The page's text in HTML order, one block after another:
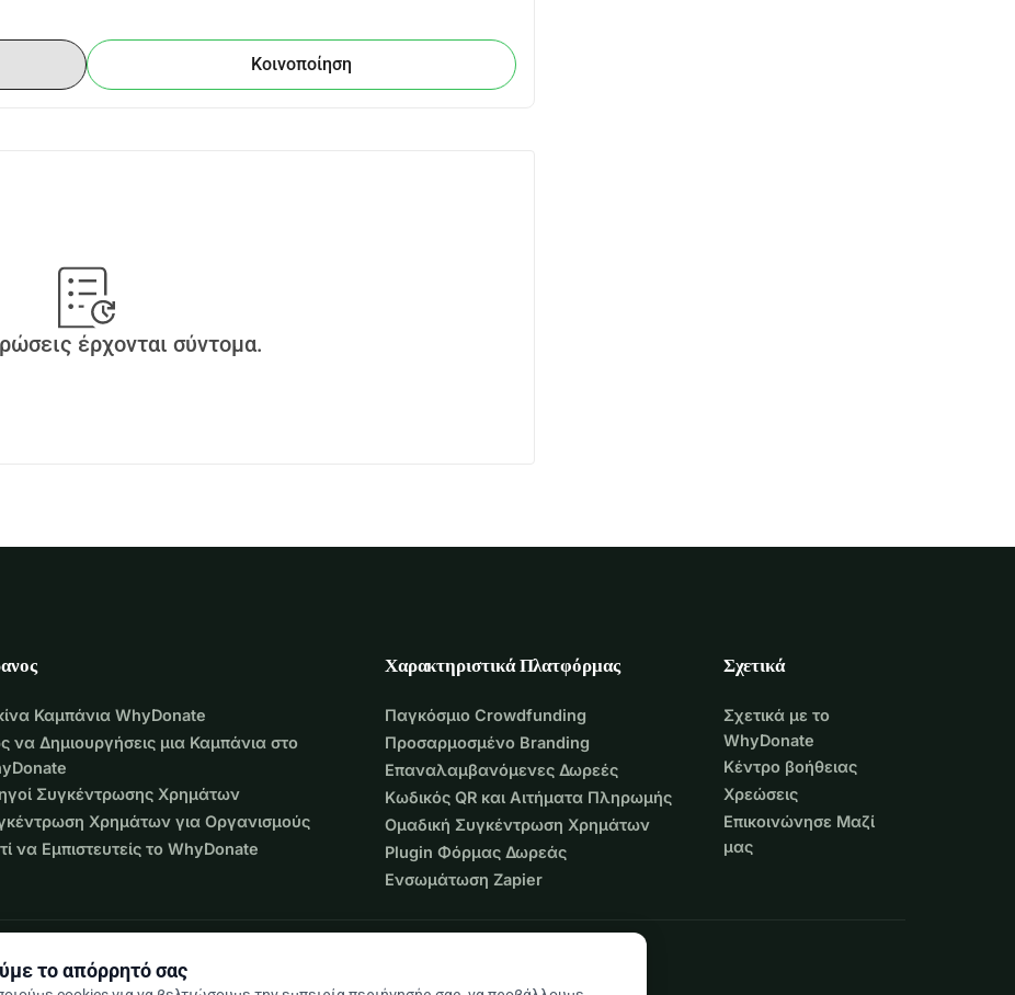
Κοινοποίηση
έρχονται σύντομα.
Καμπάνια WhyDonate
να Δημιουργήσεις μια Καμπάνια στο
Συγκέντρωσης Χρημάτων
Χρημάτων για Οργανισμούς
να Εμπιστευτείς το WhyDonate
Χαρακτηριστικά Πλατφόρμας
Παγκόσμιο Crowdfunding
Προσαρμοσμένο Branding
Επαναλαμβανόμενες Δωρεές
Κωδικός QR και Αιτήματα Πληρωμής
Ομαδική Συγκέντρωση Χρημάτων
Plugin Φόρμας Δωρεάς
Ενσωμάτωση Zapier
Σχετικά
Σχετικά με το
WhyDonate
Κέντρο βοήθειας
Χρεώσεις
Επικοινώνησε Μαζί
μας
το απόρρητό σας